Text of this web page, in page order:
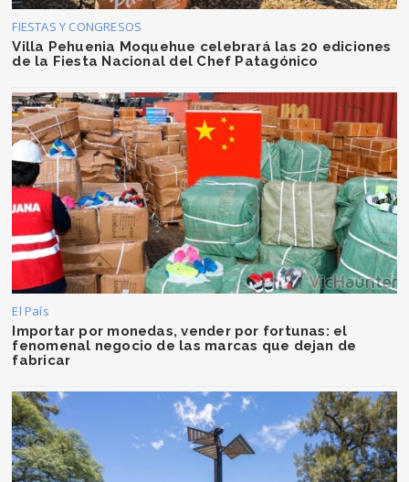
FIESTAS Y CONGRESOS
Villa Pehuenia Moquehue celebrará las 20 ediciones
de la Fiesta Nacional del Chef Patagónico
El País
Importar por monedas, vender por fortunas: el
fenomenal negocio de las marcas que dejan de
fabricar